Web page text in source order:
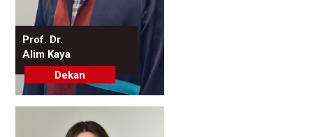
Dekan
Prof. Dr.
Alim Kaya